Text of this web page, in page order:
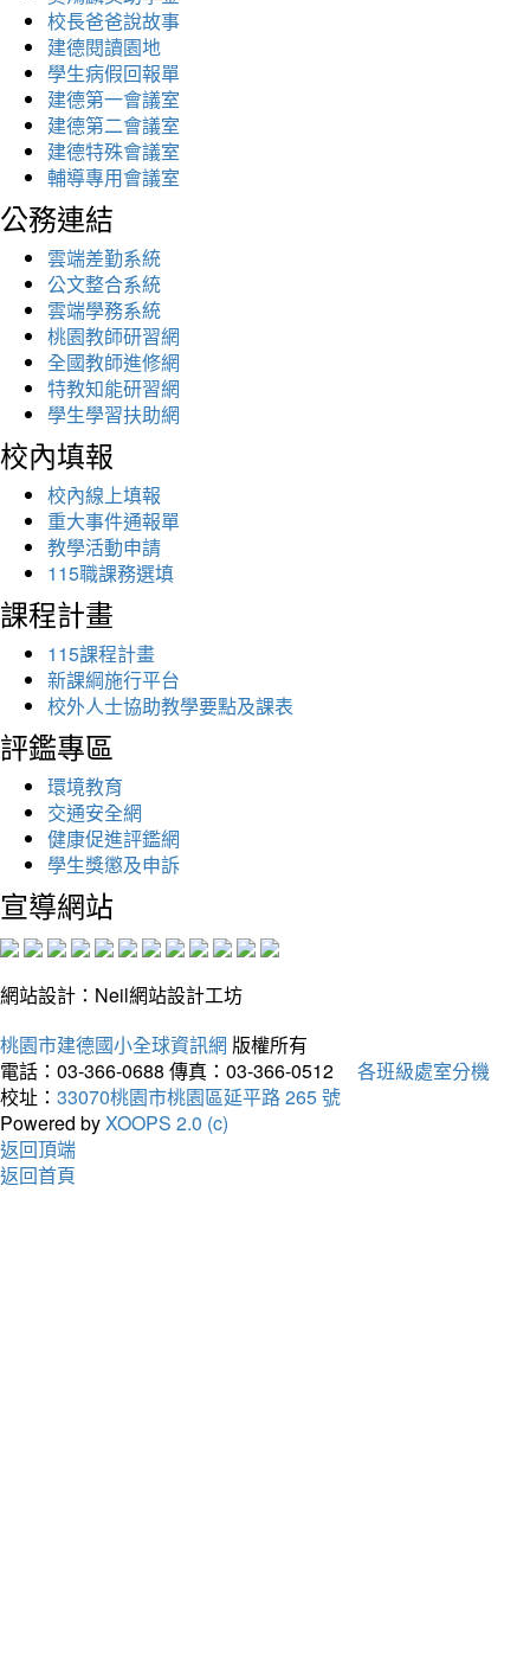
校長爸爸說故事
建德閱讀園地
學生病假回報單
建德第一會議室
建德第二會議室
建德特殊會議室
輔導專用會議室
公務連結
雲端差勤系統
公文整合系統
雲端學務系統
桃園教師研習網
全國教師進修網
特教知能研習網
學生學習扶助網
校內填報
校內線上填報
重大事件通報單
教學活動申請
115職課務選填
課程計畫
115課程計畫
新課綱施行平台
校外人士協助教學要點及課表
評鑑專區
環境教育
交通安全網
健康促進評鑑網
學生獎懲及申訴
宣導網站
網站設計：Neil網站設計工坊
桃園市建德國小全球資訊網 版權所有
電話：03-366-0688 傳真：03-366-0512
各班級處室分機
校址： 33070桃園市桃園區延平路 265 號
Powered byXOOPS 2.0 (c)
返回頂端
返回首頁